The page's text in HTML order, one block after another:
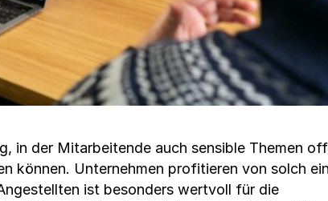
in der Mitarbeitende auch sensible Themen
können. Unternehmen profitieren von solch
ist besonders wertvoll für die